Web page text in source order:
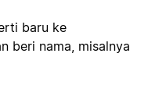
baru ke
beri nama, misalnya